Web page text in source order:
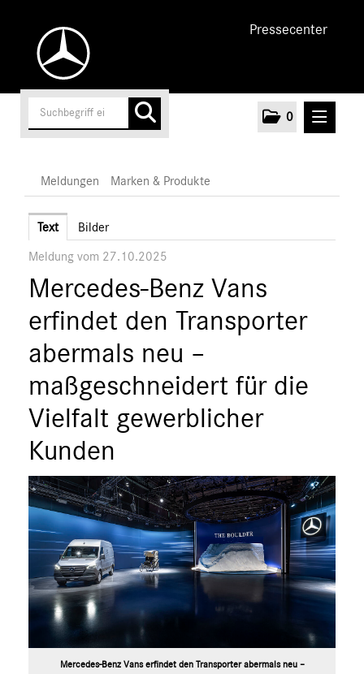
Pressecenter
0
Unternehmen
Cars
Vans
Marken & Produkte
MEDIA
ÜBER UNS
ANSPRECHPARTNER
Meldungen Marken & Produkte
Text Bilder
Meldung vom 27.10.2025
Mercedes-Benz Vans
erfindet den Transporter
abermals neu –
maßgeschneidert für die
Vielfalt gewerblicher
Kunden
Mercedes-Benz Vans erfindet den Transporter abermals neu –